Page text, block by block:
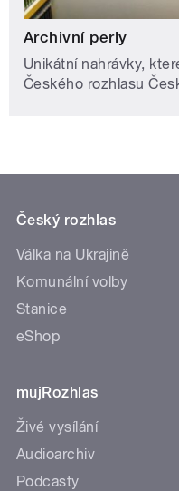
Archivní perly
Unikátní nahrávky,
Českého rozhlasu
Český rozhlas
Válka na Ukrajině
Komunální volby
Stanice
eShop
mujRozhlas
Živé vysílání
Audioarchiv
Podcasty